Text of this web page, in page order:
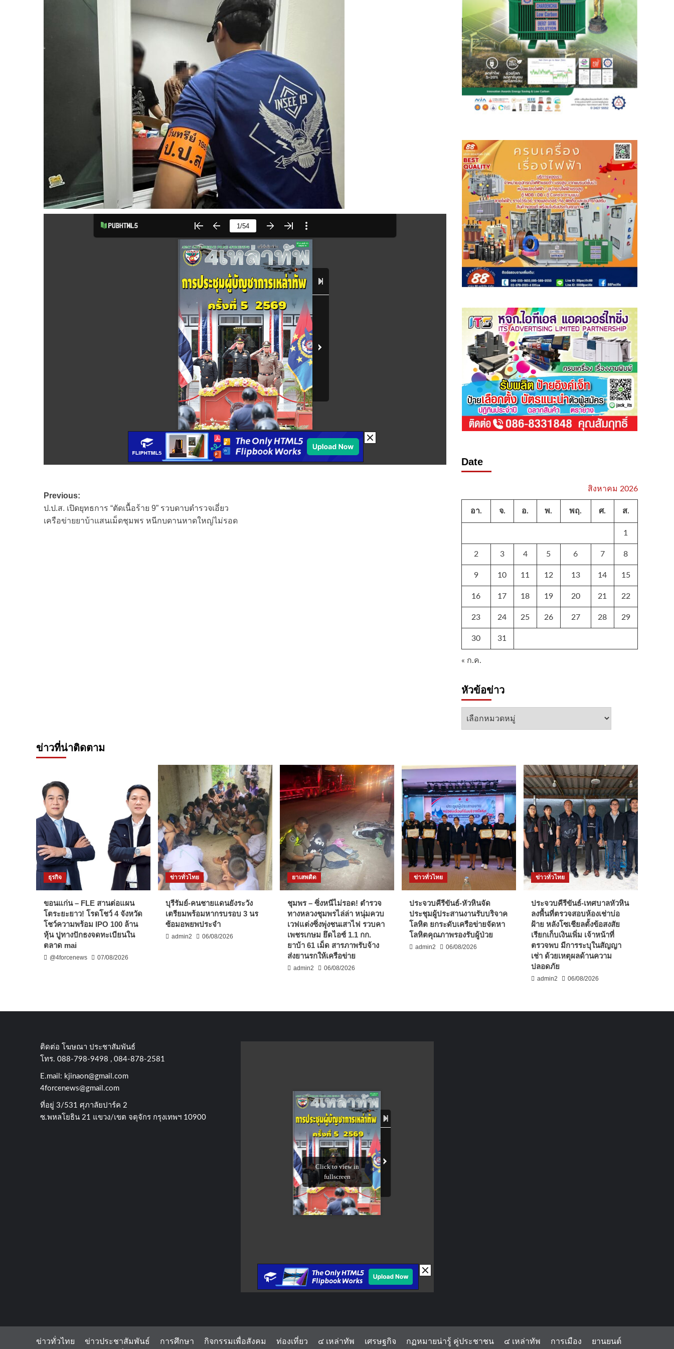
Post
navigation
Previous:
ป.ป.ส. เปิดยุทธการ “ตัดเนื้อร้าย 9” รวบดาบตำรวจเอี่ยว
เครือข่ายยาบ้าแสนเม็ดชุมพร หนีกบดานหาดใหญ่ไม่รอด
Date
สิงหาคม 2026
อา. จ. อ. พ. พฤ. ศ. ส.
1
2 3 4 5 6 7 8
9 10 11 12 13 14 15
16 17 18 19 20 21 22
23 24 25 26 27 28 29
30 31
« ก.ค.
หัวข้อข่าว
หัวข้อ
ข่าวที่น่าติดตาม
ธุรกิจ
ขอนแก่น – FLE สานต่อแผน
โตระยะยาว! โรดโชว์ 4 จังหวัด
โชว์ความพร้อม IPO 100 ล้าน
หุ้น ปูทางปักธงจดทะเบียนใน
ตลาด mai
@4forcenews 07/08/2026
ข่าวทั่วไทย
บุรีรัมย์-คนชายแดนยังระวัง
เตรียมพร้อมหากรบรอบ 3 นร
ซ้อมอพยพประจำ
admin2 06/08/2026
ยาเสพติด
ชุมพร – ซิ่งหนีไม่รอด! ตำรวจ
ทางหลวงชุมพรไล่ล่า หนุ่มควบ
เวฟแต่งซิ่งพุ่งชนเสาไฟ รวบคา
เพชรเกษม ยึดไอซ์ 1.1 กก.
ยาบ้า 61 เม็ด สารภาพรับจ้าง
ส่งยานรกให้เครือข่าย
admin2 06/08/2026
ข่าวทั่วไทย
ประจวบคีรีขันธ์-หัวหินจัด
ประชุมผู้ประสานงานรับบริจาค
โลหิต ยกระดับเครือข่ายจัดหา
โลหิตคุณภาพรองรับผู้ป่วย
admin2 06/08/2026
ข่าวทั่วไทย
ประจวบคีรีขันธ์-เทศบาลหัวหิน
ลงพื้นที่ตรวจสอบห้องเช่าบ่อ
ฝ้าย หลังโซเชียลตั้งข้อสงสัย
เรียกเก็บเงินเพิ่ม เจ้าหน้าที่
ตรวจพบ มีการระบุในสัญญา
เช่า ด้วยเหตุผลด้านความ
ปลอดภัย
admin2 06/08/2026
ติดต่อ​ โฆษณา​ ประชาสัมพันธ์
โทร​. 088-798-9498 , 084-878-2581
E.mail: kjinaon@gmail.com
4forcenews@gmail.com
ที่อยู่​ 3/531​ ศุภาลัยปาร์ค​ 2
ซ.พหลโยธิน​ 21​ แขวง/เขต​ จตุจักร​ กรุงเทพฯ 10900
ข่าวทั่วไทย ข่าวประชาสัมพันธ์ การศึกษา กิจกรรมเพื่อสังคม ท่องเที่ยว ๔ เหล่าทัพ เศรษฐกิจ กฏหมายน่ารู้ คู่ประชาชน ๔ เหล่าทัพ การเมือง ยานยนต์